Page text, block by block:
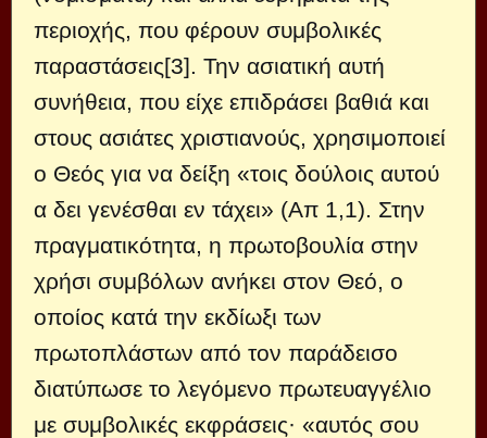
περιοχής, που φέρουν συμβολικές
παραστάσεις[3]. Την ασιατική αυτή
συνήθεια, που είχε επιδράσει βαθιά και
στους ασιάτες χριστιανούς, χρησιμοποιεί
ο Θεός για να δείξη «τοις δούλοις αυτού
α δει γενέσθαι εν τάχει» (Απ 1,1). Στην
πραγματικότητα, η πρωτοβουλία στην
χρήσι συμβόλων ανήκει στον Θεό, ο
οποίος κατά την εκδίωξι των
πρωτοπλάστων από τον παράδεισο
διατύπωσε το λεγόμενο πρωτευαγγέλιο
με συμβολικές εκφράσεις· «αυτός σου